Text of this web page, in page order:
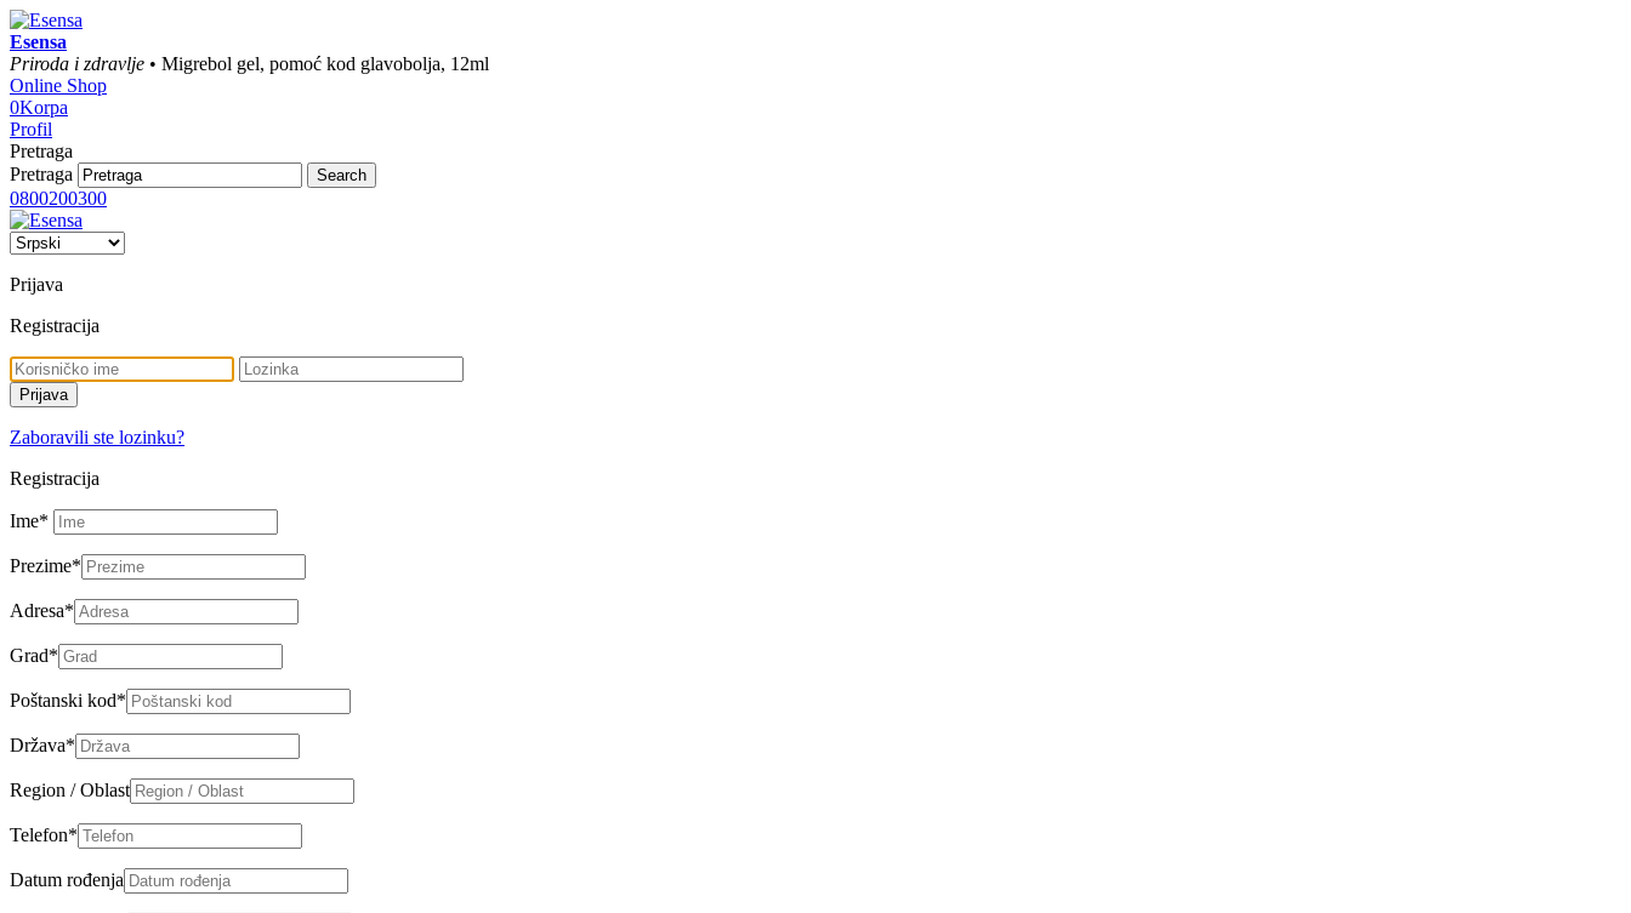
Esensa
Priroda i zdravlje • Migrebol gel, pomoć kod glavobolja, 12ml
Online Shop
0Korpa
Profil
Pretraga
Pretraga
0800200300
Prijava
Registracija
Zaboravili ste lozinku?
Registracija
Ime*
Prezime*
Adresa*
Grad*
Poštanski kod*
Država*
Region / Oblast
Telefon*
Datum rođenja